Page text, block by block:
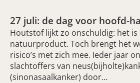
27 juli: de dag voor hoofd-
Houtstof lijkt zo onschuldig: het is
natuurproduct. Toch brengt het
risico’s met zich mee. Ieder jaar
slachtoffers van
(sinonasaalkanker) door…